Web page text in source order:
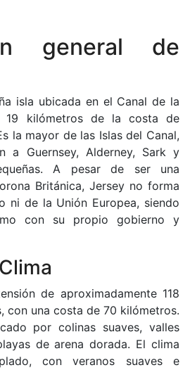
general de
isla ubicada en el Canal de la
19 kilómetros de la costa de
la mayor de las Islas del Canal,
a Guernsey, Alderney, Sark y
A pesar de ser una
Británica, Jersey no forma
ni de la Unión Europea, siendo
con su propio gobierno y
de aproximadamente 118
con una costa de 70 kilómetros.
por colinas suaves, valles
de arena dorada. El clima
con veranos suaves e